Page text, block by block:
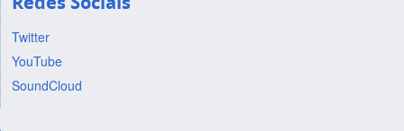
Twitter
YouTube
SoundCloud